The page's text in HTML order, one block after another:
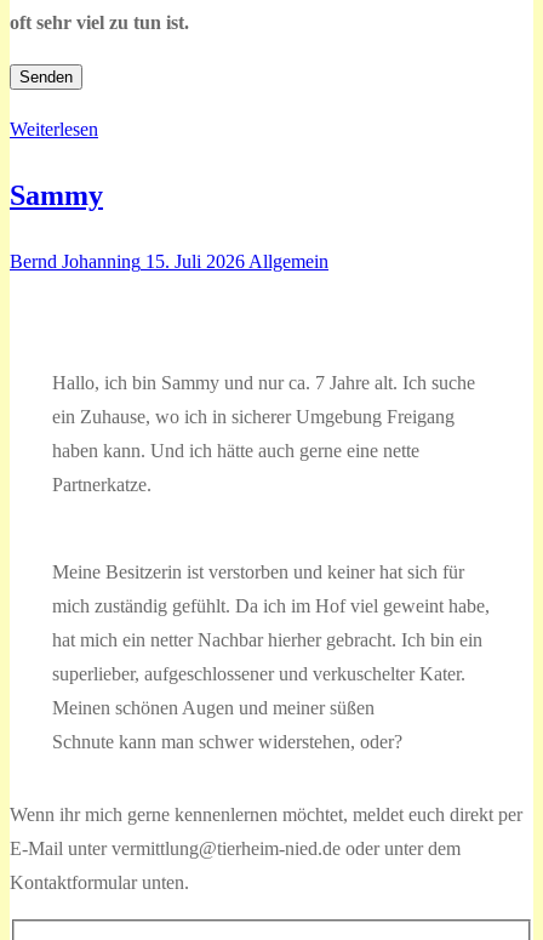
oft sehr viel zu tun ist.
Weiterlesen
Sammy
Bernd Johanning 15. Juli 2026 Allgemein
Hallo, ich bin Sammy und nur ca. 7 Jahre alt. Ich suche
ein Zuhause, wo ich in sicherer Umgebung Freigang
haben kann. Und ich hätte auch gerne eine nette
Partnerkatze.
Meine Besitzerin ist verstorben und keiner hat sich für
mich zuständig gefühlt. Da ich im Hof viel geweint habe,
hat mich ein netter Nachbar hierher gebracht. Ich bin ein
superlieber, aufgeschlossener und verkuschelter Kater.
Meinen schönen Augen und meiner süßen
Schnute kann man schwer widerstehen, oder?
Wenn ihr mich gerne kennenlernen möchtet, meldet euch direkt per
E-Mail unter vermittlung@tierheim-nied.de oder unter dem
Kontaktformular unten.